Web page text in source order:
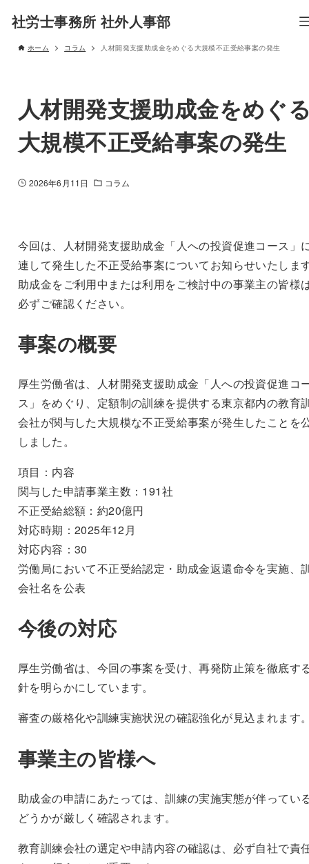
社労士事務所 社外人事部
ホーム コラム 人材開発支援助成金をめぐる大規模不正受給事案の発生
人材開発支援助成金をめぐ
大規模不正受給事案の発生
2026年6月11日 コラム
今回は、人材開発支援助成金「人への投資促進コース」
連して発生した不正受給事案についてお知らせいたしま
助成金をご利用中または利用をご検討中の事業主の皆様
必ずご確認ください。
事案の概要
厚生労働省は、人材開発支援助成金「人への投資促進コ
ス」をめぐり、定額制の訓練を提供する東京都内の教育
会社が関与した大規模な不正受給事案が発生したことを
しました。
項目：内容
関与した申請事業主数：191社
不正受給総額：約20億円
対応時期：2025年12月
対応内容：30
労働局において不正受給認定・助成金返還命令を実施、
会社名を公表
今後の対応
厚生労働省は、今回の事案を受け、再発防止策を徹底す
針を明らかにしています。
審査の厳格化や訓練実施状況の確認強化が見込まれます
事業主の皆様へ
助成金の申請にあたっては、訓練の実施実態が伴ってい
どうかが厳しく確認されます。
教育訓練会社の選定や申請内容の確認は、必ず自社で責